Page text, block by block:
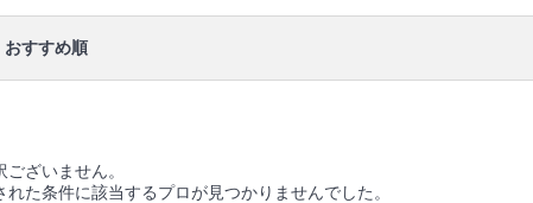
三宅島
ります。
おすすめ順
ございません。
れた条件に該当するプロが見つかりませんでした。